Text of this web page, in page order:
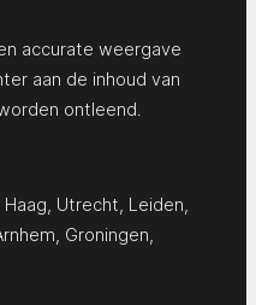
accurate weergave
aan de inhoud van
ontleend.
Haag Utrecht Leiden
Groningen